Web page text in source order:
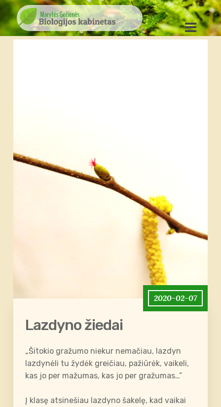
2020-02-07
Lazdyno žiedai
„Šitokio gražumo niekur nemačiau, lazdyn
lazdynėli tu žydėk greičiau, pažiūrėk, vaikeli,
kas jo per mažumas, kas jo per gražumas…”
Į klasę atsinešiau lazdyno šakelę, kad vaikai